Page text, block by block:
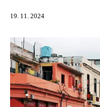
19. 11. 2024